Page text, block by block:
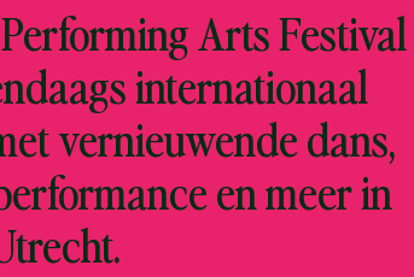
Arts Festival
internationaal
vernieuwende dans,
en meer in